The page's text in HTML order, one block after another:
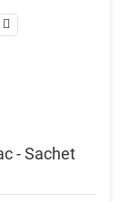
- Sachet